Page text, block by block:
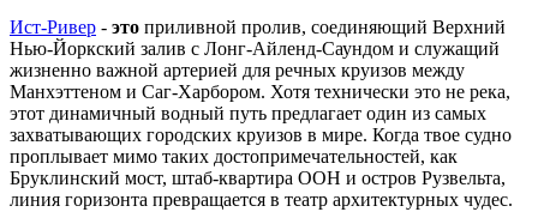
Ист-Ривер - это приливной пролив, соединяющий Верхний
Нью-Йоркский залив с Лонг-Айленд-Саундом и служащий
жизненно важной артерией для речных круизов между
Манхэттеном и Саг-Харбором. Хотя технически это не река,
этот динамичный водный путь предлагает один из самых
захватывающих городских круизов в мире. Когда твое судно
проплывает мимо таких достопримечательностей, как
Бруклинский мост, штаб-квартира ООН и остров Рузвельта,
линия горизонта превращается в театр архитектурных чудес.